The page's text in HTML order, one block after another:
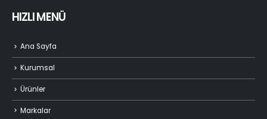
HIZLI MENÜ
Ana Sayfa
Kurumsal
Ürünler
Markalar